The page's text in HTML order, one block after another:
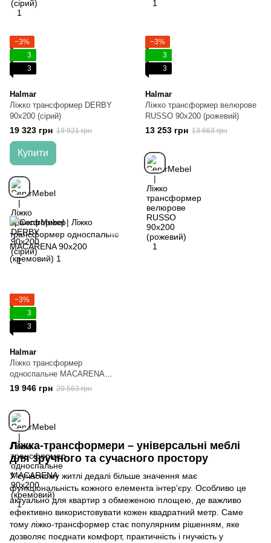
−3%
3
3
Halmar
Ліжко трансформер DERBY
90х200 (сірий)
19 323 грн 19 921 грн
Купити
−3%
3
3
Halmar
Ліжко трансформер велюрове
RUSSO 90x200 (рожевий)
13 253 грн 13 663 грн
−3%
3
3
Halmar
Ліжко трансформер
односпальне MACARENA
90х200 (кремовий)
19 946 грн 20 563 грн
Ліжка-трансформери – універсальні меблі
для зручного та сучасного простору
У сучасному житлі дедалі більше значення має
функціональність кожного елемента інтер’єру. Особливо це
актуально для квартир з обмеженою площею, де важливо
ефективно використовувати кожен квадратний метр. Саме
тому ліжко-трансформер стає популярним рішенням, яке
дозволяє поєднати комфорт, практичність і гнучкість у